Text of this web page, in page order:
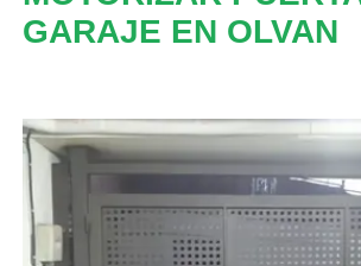
GARAJE EN OLVAN